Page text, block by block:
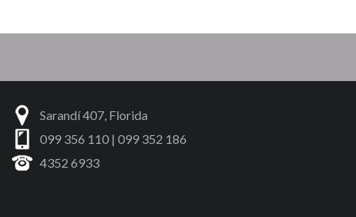
Sarandí 407, Florida
099 356 110 | 099 352 186
4352 6933